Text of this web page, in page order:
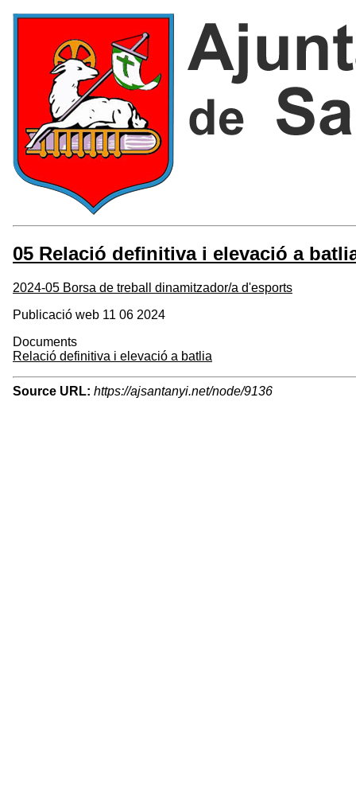
05 Relació definitiva i elevació a
2024-05 Borsa de treball dinamitzador/a d'esports
Publicació web 11 06 2024
Documents
Relació definitiva i elevació a batlia
Source URL: https://ajsantanyi.net/node/9136